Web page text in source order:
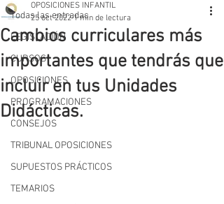
Todas las entradas
LEGISLACIÓN
CURSOS
OPOSICIONES
PROGRAMACIONES
CONSEJOS
TRIBUNAL OPOSICIONES
SUPUESTOS PRÁCTICOS
TEMARIOS
Cambios curriculares más
importantes que tendrás que
incluir en tus Unidades
Didácticas.
OPOSICIONES INFANTIL
25 oct 2022 1 min de lectura